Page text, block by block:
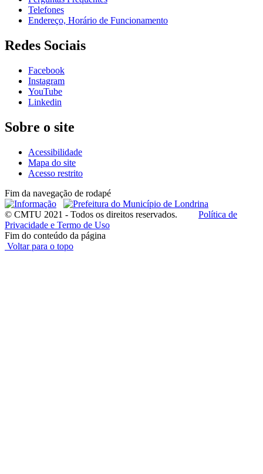
Telefones
Endereço, Horário de Funcionamento
Redes Sociais
Facebook
Instagram
YouTube
Linkedin
Sobre o site
Acessibilidade
Mapa do site
Acesso restrito
Fim da navegação de rodapé
© CMTU 2021 - Todos os direitos reservados. Política de
Privacidade e Termo de Uso
Fim do conteúdo da página
Voltar para o topo